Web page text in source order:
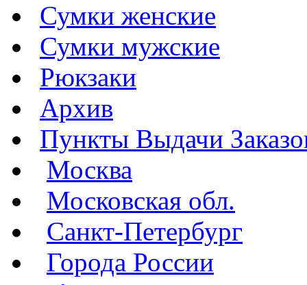
Сумки женские
Сумки мужские
Рюкзаки
Архив
Пункты Выдачи
Москва
Московская обл.
Санкт-Петербург
Города России